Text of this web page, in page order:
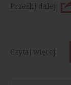
Prześlij dalej
Czytaj więcej: